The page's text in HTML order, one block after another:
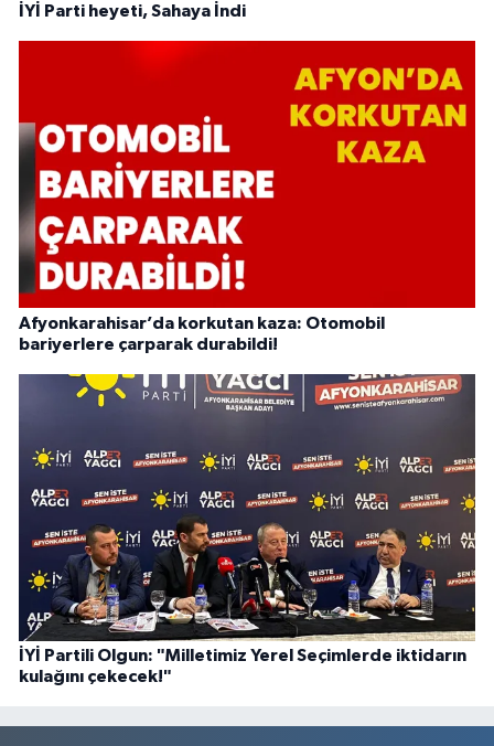
İYİ Parti heyeti, Sahaya İndi
Afyonkarahisar’da korkutan kaza: Otomobil
bariyerlere çarparak durabildi!
İYİ Partili Olgun: "Milletimiz Yerel Seçimlerde iktidarın
kulağını çekecek!"